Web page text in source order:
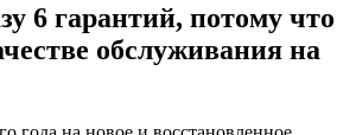
6 гарантий, потому что
обслуживания на